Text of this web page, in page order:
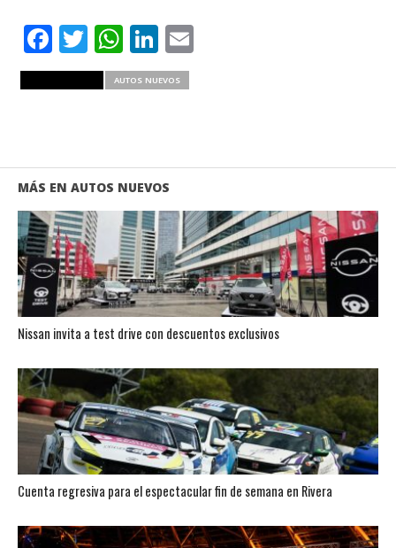
Facebook
Twitter
WhatsApp
LinkedIn
Email
AUTOS NUEVOS
MÁS EN AUTOS NUEVOS
Nissan invita a test drive con descuentos exclusivos
Cuenta regresiva para el espectacular fin de semana en Rivera